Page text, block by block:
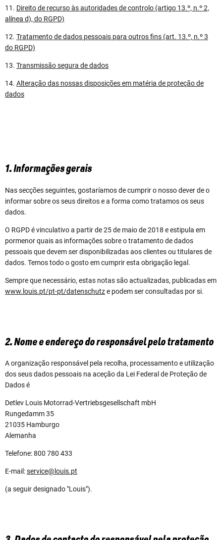
11. Direito de recurso às autoridades de controlo (artigo 13.º, n.º 2,
alínea d), do RGPD)
12. Tratamento de dados pessoais para outros fins (art. 13.º, n.º 3
do RGPD)
13. Transmissão segura de dados
14. Alteração das nossas disposições em matéria de proteção de
dados
1. Informações gerais
Nas secções seguintes, gostaríamos de cumprir o nosso dever de o
informar sobre os seus direitos e a forma como tratamos os seus
dados.
O RGPD é vinculativo a partir de 25 de maio de 2018 e estipula em
pormenor quais as informações sobre o tratamento de dados
pessoais que devem ser disponibilizadas aos clientes ou titulares de
dados. Temos todo o gosto em cumprir esta obrigação legal.
Sempre que necessário, estas notas são actualizadas, publicadas em
www.louis.pt/pt-pt/datenschutze podem ser consultadas por si.
2. Nome e endereço do responsável pelo tratamento
A organização responsável pela recolha, processamento e utilização
dos seus dados pessoais na aceção da Lei Federal de Proteção de
Dados é
Detlev Louis Motorrad-Vertriebsgesellschaft mbH
Rungedamm 35
21035 Hamburgo
Alemanha
Telefone: 800 780 433
E-mail:service@louis.pt
(a seguir designado "Louis").